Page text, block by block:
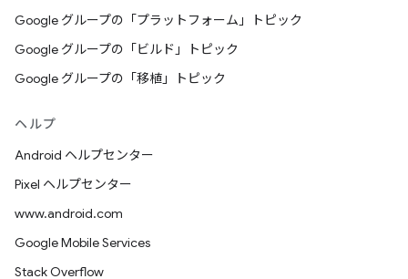
Google グループの「プラットフォーム」トピック
Google グループの「ビルド」トピック
Google グループの「移植」トピック
ヘルプ
Android ヘルプセンター
Pixel ヘルプセンター
www.android.com
Google Mobile Services
Stack Overflow